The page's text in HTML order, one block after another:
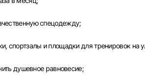
кабинет
контактами и оставлять отклики
спецодежду;
спортзалы и площадки для тренировок на
душевное равновесие;